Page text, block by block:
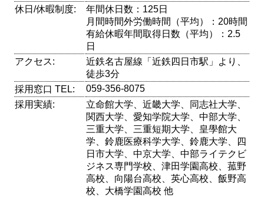
休日/休暇制度:
年間休日数：125日
月間時間外労働時間（平均）：20時間
有給休暇年間取得日数（平均）：2.5
日
アクセス:
近鉄名古屋線「近鉄四日市駅」より、
徒歩3分
採用窓口 TEL:
059-356-8075
採用実績:
立命館大学、近畿大学、同志社大学、
関西大学、愛知学院大学、中部大学、
三重大学、三重短期大学、皇學館大
学、鈴鹿医療科学大学、鈴鹿大学、四
日市大学、中京大学、中部ライテクビ
ジネス専門学校、津田学園高校、菰野
高校、向陽台高校、英心高校、飯野高
校、大橋学園高校 他